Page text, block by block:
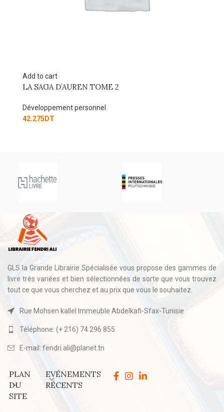
Add to cart
L’INTELLIGENCE DU COEUR
Développement personnel
37.530
GLS la Grande Librairie Spécialisée vous propose des gammes de
livre très variées et bien sélectionnées de sorte que vous trouvez
tout ce que vous cherchez et au prix que vous le souhaitez.
Rue Mohsen kallel Immeuble Abdelkafi-Sfax-Tunisie
Téléphone: (+ 216) 74 296 855
E-mail: fendri.ali@planet.tn
PLAN
DU
SITE
EVÉNEMENTS
RÉCENTS